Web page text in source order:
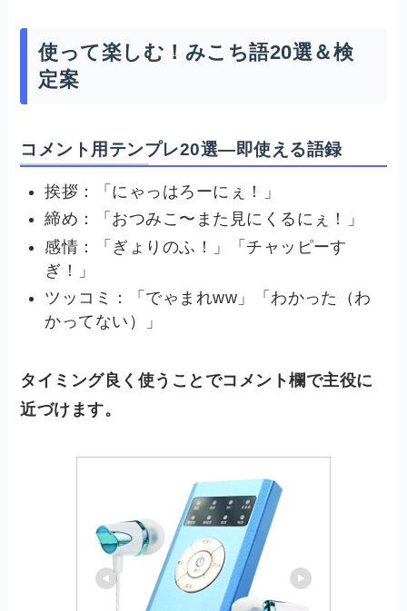
使って楽しむ！みこち語20選＆検
定案
コメント用テンプレ20選—即使える語録
挨拶：「にゃっはろーにぇ！」
締め：「おつみこ〜また見にくるにぇ！」
感情：「ぎょりのふ！」「チャッピーす
ぎ！」
ツッコミ：「でゃまれww」「わかった（わ
かってない）」
タイミング良く使うことでコメント欄で主役に
近づけます。